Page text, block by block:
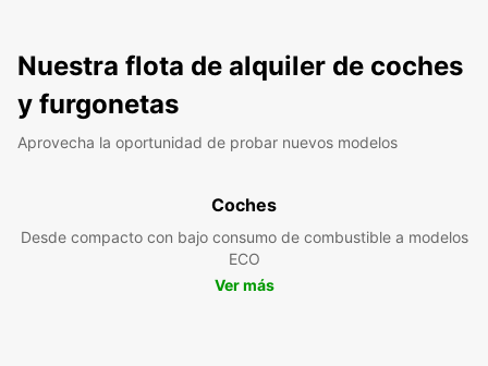
Nuestra flota de alquiler de coches
y furgonetas
Aprovecha la oportunidad de probar nuevos modelos
Coches
Desde compacto con bajo consumo de combustible a modelos
ECO
Ver más